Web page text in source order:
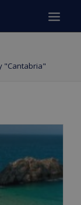
"Cantabria"